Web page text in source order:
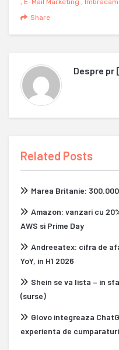
, E-Mail Marketing ,
Share
Despre pr
Related Posts
Marea Britanie:
Amazon: vanzari cu
AWS si Prime Day
Andreeatex: cifra de
YoY, in H1 2026
Shein se va lista – in
(surse)
Glovo integreaza
experienta de cumparaturi